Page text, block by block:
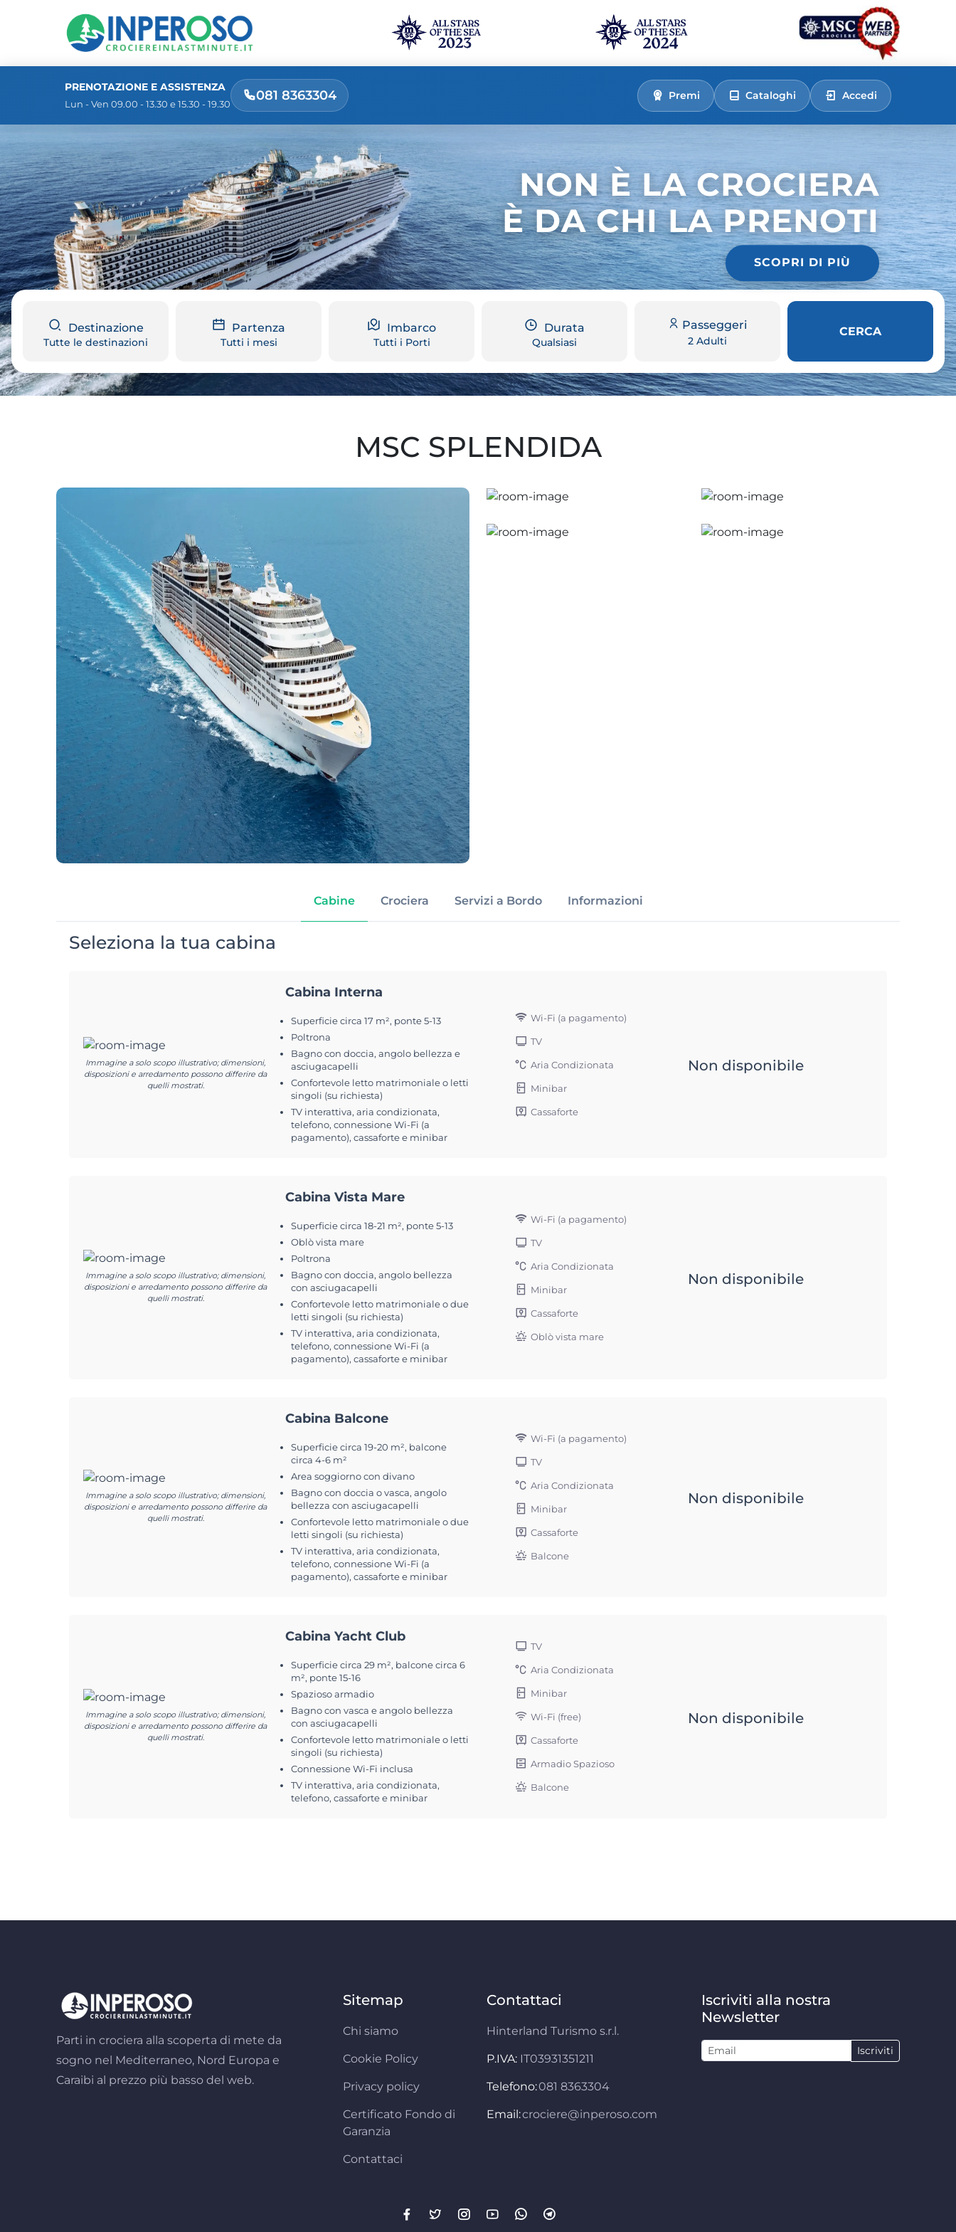
PRENOTAZIONE E ASSISTENZA
Lun - Ven 09.00 - 13.30 e 15.30 - 19.30
081 8363304 Premi Cataloghi Accedi
NON È LA CROCIERA
È DA CHI LA PRENOTI
SCOPRI DI PIÙ
Destinazione
Tutte le destinazioni
Partenza
Tutti i mesi
Imbarco
Tutti i Porti
Durata
Qualsiasi
Passeggeri
2 Adulti
CERCA
MSC SPLENDIDA
Cabine Crociera Servizi a Bordo Informazioni
Seleziona la tua cabina
Immagine a solo scopo illustrativo; dimensioni,
disposizioni e arredamento possono differire da
quelli mostrati.
Cabina Interna
Superficie circa 17 m², ponte 5-13
Poltrona
Bagno con doccia, angolo bellezza e
asciugacapelli
Confortevole letto matrimoniale o letti
singoli (su richiesta)
TV interattiva, aria condizionata,
telefono, connessione Wi-Fi (a
pagamento), cassaforte e minibar
Wi-Fi (a pagamento)
TV
Aria Condizionata
Minibar
Cassaforte
Non disponibile
Immagine a solo scopo illustrativo; dimensioni,
disposizioni e arredamento possono differire da
quelli mostrati.
Cabina Vista Mare
Superficie circa 18-21 m², ponte 5-13
Oblò vista mare
Poltrona
Bagno con doccia, angolo bellezza
con asciugacapelli
Confortevole letto matrimoniale o due
letti singoli (su richiesta)
TV interattiva, aria condizionata,
telefono, connessione Wi-Fi (a
pagamento), cassaforte e minibar
Wi-Fi (a pagamento)
TV
Aria Condizionata
Minibar
Cassaforte
Oblò vista mare
Non disponibile
Immagine a solo scopo illustrativo; dimensioni,
disposizioni e arredamento possono differire da
quelli mostrati.
Cabina Balcone
Superficie circa 19-20 m², balcone
circa 4-6 m²
Area soggiorno con divano
Bagno con doccia o vasca, angolo
bellezza con asciugacapelli
Confortevole letto matrimoniale o due
letti singoli (su richiesta)
TV interattiva, aria condizionata,
telefono, connessione Wi-Fi (a
pagamento), cassaforte e minibar
Wi-Fi (a pagamento)
TV
Aria Condizionata
Minibar
Cassaforte
Balcone
Non disponibile
Immagine a solo scopo illustrativo; dimensioni,
disposizioni e arredamento possono differire da
quelli mostrati.
Cabina Yacht Club
Superficie circa 29 m², balcone circa 6
m², ponte 15-16
Spazioso armadio
Bagno con vasca e angolo bellezza
con asciugacapelli
Confortevole letto matrimoniale o letti
singoli (su richiesta)
Connessione Wi-Fi inclusa
TV interattiva, aria condizionata,
telefono, cassaforte e minibar
TV
Aria Condizionata
Minibar
Wi-Fi (free)
Cassaforte
Armadio Spazioso
Balcone
Non disponibile
Parti in crociera alla scoperta di mete da
sogno nel Mediterraneo, Nord Europa e
Caraibi al prezzo più basso del web.
Sitemap
Chi siamo
Cookie Policy
Privacy policy
Certificato Fondo di
Garanzia
Contattaci
Contattaci
Hinterland Turismo s.r.l.
P.IVA: IT03931351211
Telefono:081 8363304
Email:crociere@inperoso.com
Iscriviti alla nostra
Newsletter
Iscriviti